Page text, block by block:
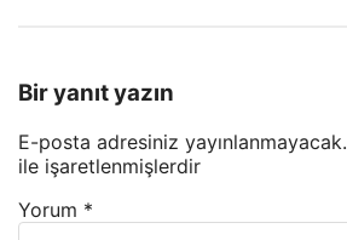
Bir yanıt yazın
E-posta adresiniz yayınlanmayacak.
ile işaretlenmişlerdir
Yorum *